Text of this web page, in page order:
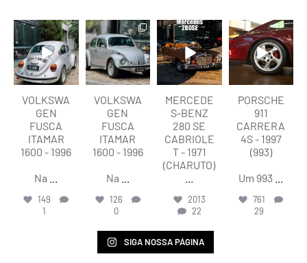
lart.br
Ago 6
VOLKSWA
GEN
FUSCA
ITAMAR
1600 - 1996
Na
149
1
lart.br
Ago 6
VOLKSWA
GEN
FUSCA
ITAMAR
1600 - 1996
Na
126
0
lart.br
Ago 5
MERCEDE
S-BENZ
280 SE
CABRIOLE
T - 1971
(CHARUTO)
2013
22
lart.br
Ago 5
PORSCHE
911
CARRERA
4S - 1997
(993)
Um 993
761
29
SIGA NOSSA PÁGINA